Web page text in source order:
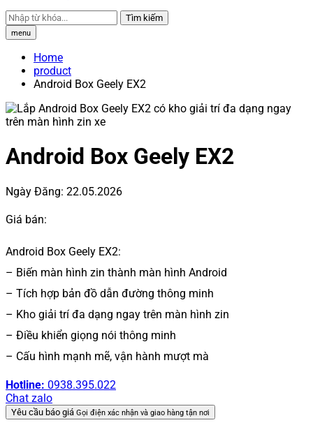
Tìm kiếm
menu
Home
product
Android Box Geely EX2
Android Box Geely EX2
Ngày Đăng: 22.05.2026
Giá bán:
Android Box Geely EX2:
– Biến màn hình zin thành màn hình Android
– Tích hợp bản đồ dẫn đường thông minh
– Kho giải trí đa dạng ngay trên màn hình zin
– Điều khiển giọng nói thông minh
– Cấu hình mạnh mẽ, vận hành mượt mà
Hotline: 0938.395.022
Chat zalo
Yêu cầu báo giá Gọi điện xác nhận và giao hàng tận nơi